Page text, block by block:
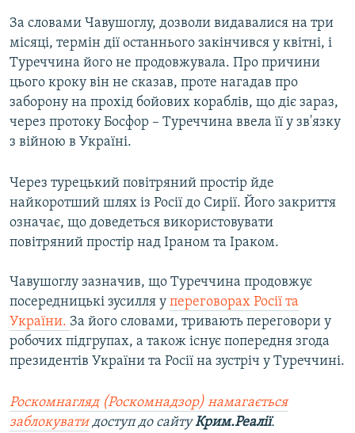
За словами Чавушоглу, дозволи видавалися на три
місяці, термін дії останнього закінчився у квітні, і
Туреччина його не продовжувала. Про причини
цього кроку він не сказав, проте нагадав про
заборону на прохід бойових кораблів, що діє зараз,
через протоку Босфор – Туреччина ввела її у зв'язку
з війною в Україні.
Через турецький повітряний простір йде
найкоротший шлях із Росії до Сирії. Його закриття
означає, що доведеться використовувати
повітряний простір над Іраном та Іраком.
Чавушоглу зазначив, що Туреччина продовжує
посередницькі зусилля у переговорах Росії та
України. За його словами, тривають переговори у
робочих підгрупах, а також існує попередня згода
президентів України та Росії на зустріч у Туреччині.
Роскомнагляд (Роскомнадзор) намагається
заблокуватидоступ до сайтуКрим.Реалії.